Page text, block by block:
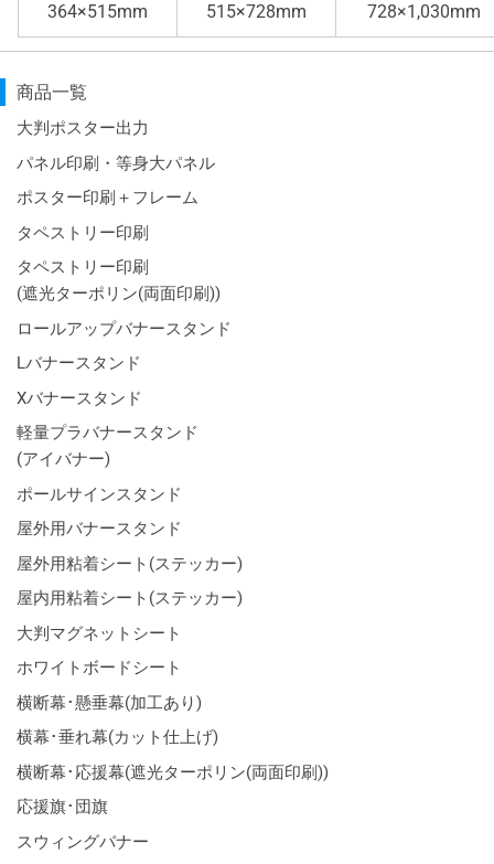
364×515mm 515×728mm 728×1,030mm
商品一覧
大判ポスター出力
パネル印刷・等身大パネル
ポスター印刷＋フレーム
タペストリー印刷
タペストリー印刷
(遮光ターポリン(両面印刷))
ロールアップバナースタンド
Lバナースタンド
Xバナースタンド
軽量プラバナースタンド
(アイバナー)
ポールサインスタンド
屋外用バナースタンド
屋外用粘着シート(ステッカー)
屋内用粘着シート(ステッカー)
大判マグネットシート
ホワイトボードシート
横断幕･懸垂幕(加工あり)
横幕･垂れ幕(カット仕上げ)
横断幕･応援幕(遮光ターポリン(両面印刷))
応援旗･団旗
スウィングバナー